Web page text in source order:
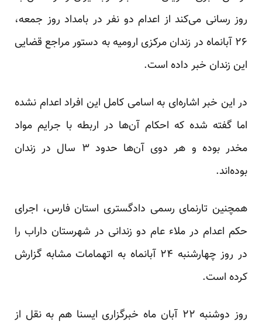
روز رسانی می‌کند از اعدام دو نفر در بامداد روز جمعه،
۲۶ آبانماه در زندان مرکزی ارومیه به دستور مراجع قضایی
این زندان خبر داده است.
در این خبر اشاره‌ای به اسامی کامل این افراد اعدام نشده
اما گفته شده که احکام آن‌ها در اربطه با جرایم مواد
مخدر بوده و هر دوی آن‌ها حدود ۳ سال در زندان
بوده‌اند.
همچنین تارنمای رسمی دادگستری استان فارس، اجرای
حکم اعدام در ملاء عام دو زندانی در شهرستان داراب را
در روز چهارشنبه ۲۴ آبانماه به اتهمامات مشابه گزارش
کرده است.
روز دوشنبه ۲۲ آبان ماه خبرگزاری ایسنا هم به نقل از